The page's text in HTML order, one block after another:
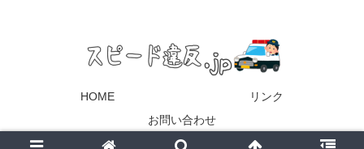
HOME
リンク
お問い合わせ